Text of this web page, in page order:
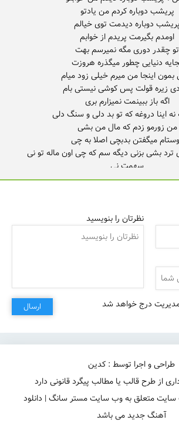
ترد بشی بزنی دیگه سم که چی اون ماله تو نی
این راه یه طرفست واسه تو پس بپیچ
فهمیدم که این رویا چقدره دوره از واقعیت
نظرتان را بنویسید
درج خواهد شد ارسال
طراحی و اجرا توسط : کدین
از طرح قالب یا مطالب پیگرد قانونی دارد
متعلق به وب سایت مستر سانگ | دانلود
آهنگ جدید می باشد